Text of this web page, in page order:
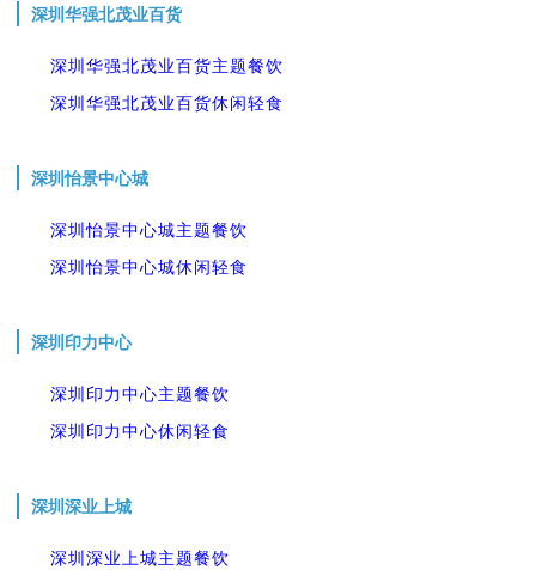
深圳华强北茂业百货
深圳华强北茂业百货主题餐饮
深圳华强北茂业百货休闲轻食
深圳怡景中心城
深圳怡景中心城主题餐饮
深圳怡景中心城休闲轻食
深圳印力中心
深圳印力中心主题餐饮
深圳印力中心休闲轻食
深圳深业上城
深圳深业上城主题餐饮